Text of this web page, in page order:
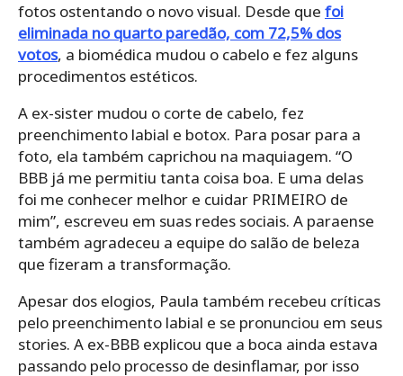
fotos ostentando o novo visual. Desde que foi
eliminada no quarto paredão, com 72,5% dos
votos, a biomédica mudou o cabelo e fez alguns
procedimentos estéticos.
A ex-sister mudou o corte de cabelo, fez
preenchimento labial e botox. Para posar para a
foto, ela também caprichou na maquiagem. “O
BBB já me permitiu tanta coisa boa. E uma delas
foi me conhecer melhor e cuidar PRIMEIRO de
mim”, escreveu em suas redes sociais. A paraense
também agradeceu a equipe do salão de beleza
que fizeram a transformação.
Apesar dos elogios, Paula também recebeu críticas
pelo preenchimento labial e se pronunciou em seus
stories. A ex-BBB explicou que a boca ainda estava
passando pelo processo de desinflamar, por isso